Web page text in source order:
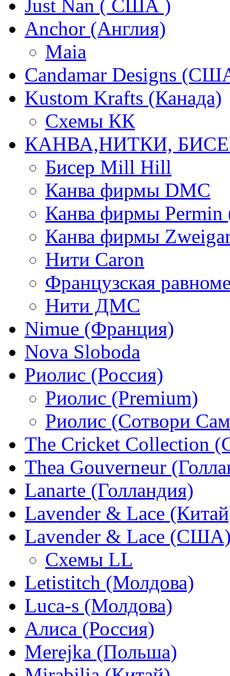
Just Nan ( США )
Anchor (Англия)
Maia
Candamar Designs
Kustom Krafts (Канада)
Схемы КК
КАНВА,НИТКИ,
Бисер Mill Hill
Канва фирмы DMC
Канва фирмы Permin
Канва фирмы
Нити Caron
Французская
Нити ДМС
Nimue (Франция)
Nova Sloboda
Риолис (Россия)
Риолис (Premium)
Риолис (Сотвори
The Cricket Collection
Thea Gouverneur
Lanarte (Голландия)
Lavender & Lace
Lavender & Lace
Схемы LL
Letistitch (Молдова)
Luca-s (Молдова)
Алиса (Россия)
Merejka (Польша)